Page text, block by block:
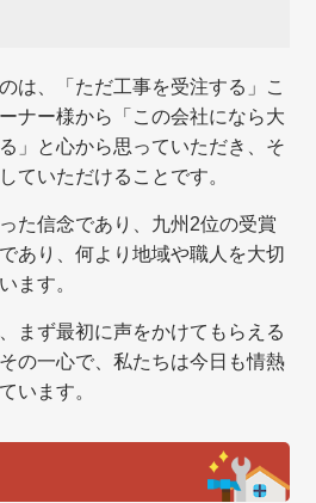
は、「ただ工事を受注する」こ
ナー様から「この会社になら大
」と心から思っていただき、そ
ていただけることです。
た信念であり、九州2位の受賞
あり、何より地域や職人を大切
ます。
まず最初に声をかけてもらえる
の一心で、私たちは今日も情熱
います。